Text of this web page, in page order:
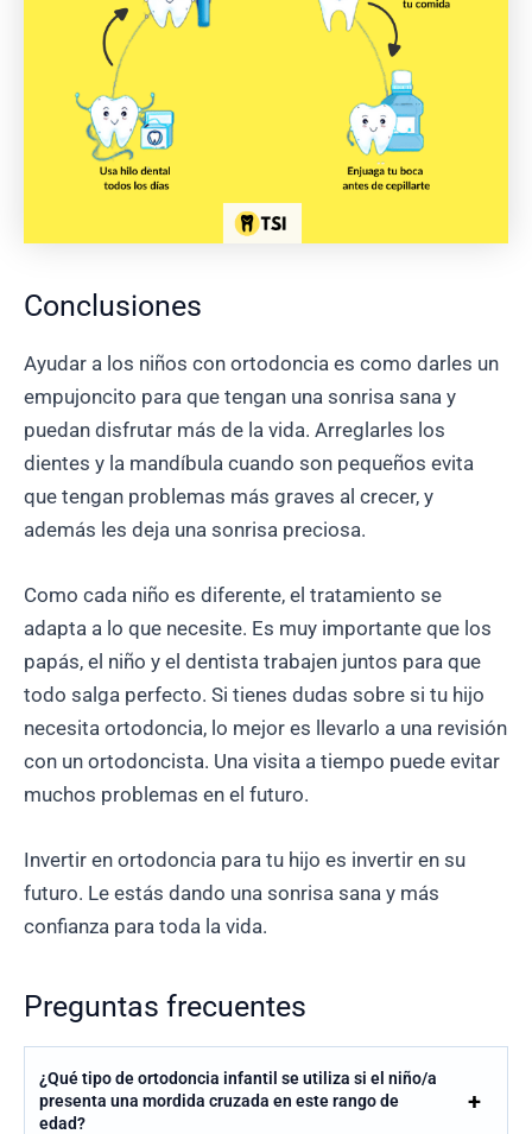
Conclusiones
Ayudar a los niños con ortodoncia es como darles un
empujoncito para que tengan una sonrisa sana y
puedan disfrutar más de la vida. Arreglarles los
dientes y la mandíbula cuando son pequeños evita
que tengan problemas más graves al crecer, y
además les deja una sonrisa preciosa.
Como cada niño es diferente, el tratamiento se
adapta a lo que necesite. Es muy importante que los
papás, el niño y el dentista trabajen juntos para que
todo salga perfecto. Si tienes dudas sobre si tu hijo
necesita ortodoncia, lo mejor es llevarlo a una revisión
con un ortodoncista. Una visita a tiempo puede evitar
muchos problemas en el futuro.
Invertir en ortodoncia para tu hijo es invertir en su
futuro. Le estás dando una sonrisa sana y más
confianza para toda la vida.
Preguntas frecuentes
¿Qué tipo de ortodoncia infantil se utiliza si el niño/a
presenta una mordida cruzada en este rango de
edad?